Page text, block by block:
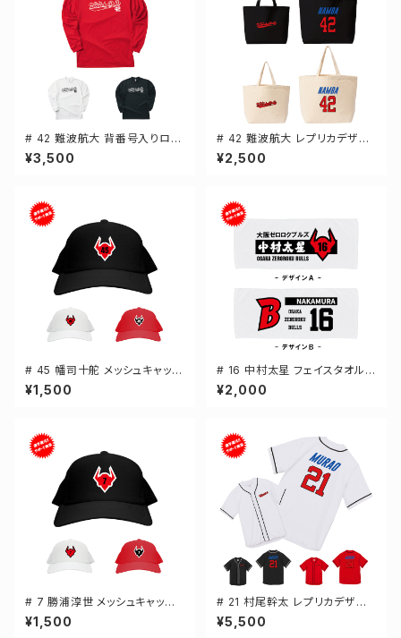
# 42 難波航大 背番号入りロゴ
ドライTシャツ 長袖 選手還元 3
カラー S-5Lサイズ 000304
¥3,500
# 42 難波航大 レプリカデザイ
ン 選手還元 キャンバストートバ
ッグ 2カラー MLサイズ 00077
¥2,500
# 45 幡司十舵 メッシュキャップ
選手還元 3カラー 000700
¥1,500
# 16 中村太星 フェイスタオル
選手還元 2デザイン FT0144
¥2,000
# 7 勝浦淳世 メッシュキャップ
選手還元 3カラー 000700
¥1,500
# 21 村尾幹太 レプリカデザイ
ン 3カラー 選手還元 ベースボ
ールシャツ S-XXLサイズ 5982
¥5,500